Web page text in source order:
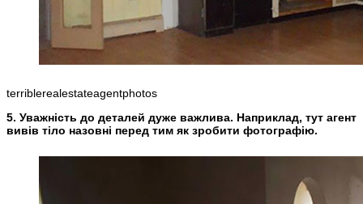
terriblerealestateagentphotos
5. Уважність до деталей дуже важлива. Наприклад, тут агент
вивів тіло назовні перед тим як зробити фотографію.